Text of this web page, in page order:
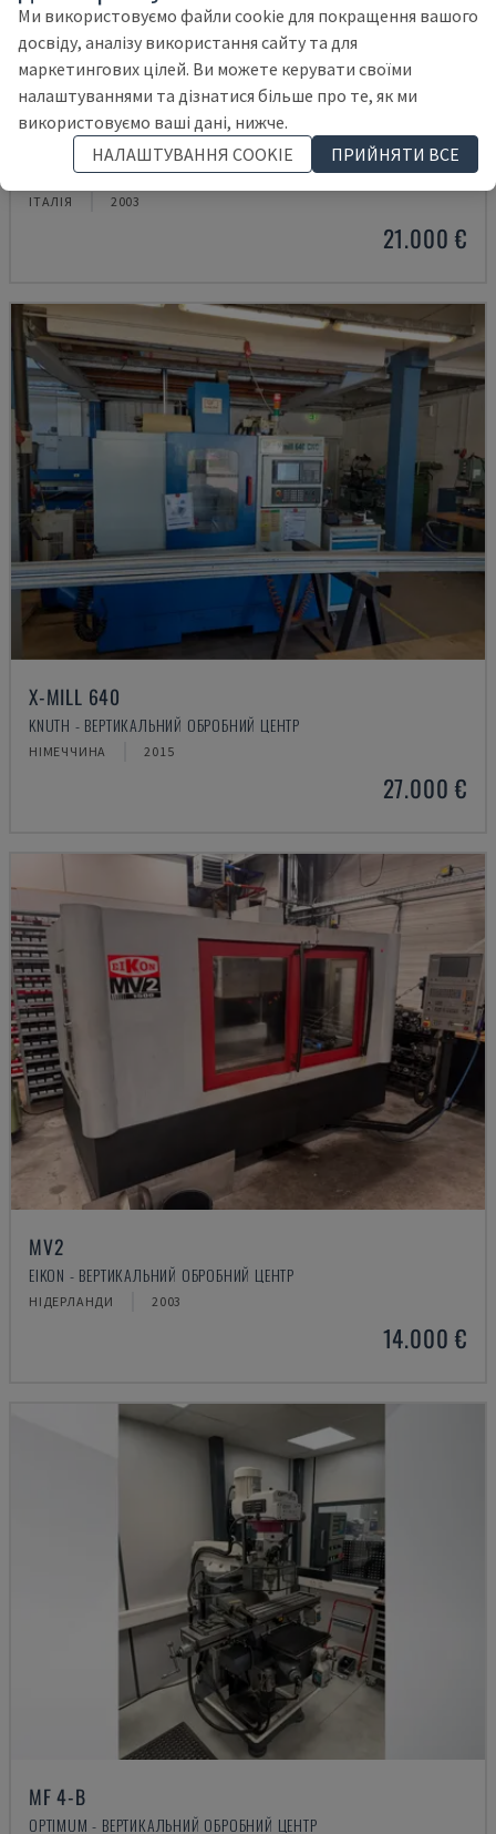
MYNX 550
DAEWOO - ВЕРТИКАЛЬНИЙ ОБРОБНИЙ ЦЕНТР
ІТАЛІЯ 2003
21.000 €
X-MILL 640
KNUTH - ВЕРТИКАЛЬНИЙ ОБРОБНИЙ ЦЕНТР
НІМЕЧЧИНА 2015
27.000 €
MV2
EIKON - ВЕРТИКАЛЬНИЙ ОБРОБНИЙ ЦЕНТР
НІДЕРЛАНДИ 2003
14.000 €
MF 4-B
OPTIMUM - ВЕРТИКАЛЬНИЙ ОБРОБНИЙ ЦЕНТР
Ми використовуємо файли cookie для покращення вашого
досвіду, аналізу використання сайту та для
маркетингових цілей. Ви можете керувати своїми
налаштуваннями та дізнатися більше про те, як ми
використовуємо ваші дані, нижче.
НАЛАШТУВАННЯ COOKIE
ПРИЙНЯТИ ВСЕ